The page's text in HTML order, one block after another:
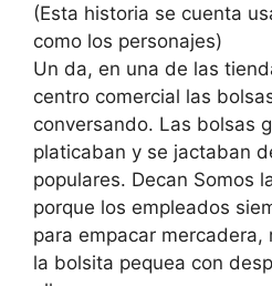
(Esta historia se cuenta
como los personajes)
Un da, en una de las
centro comercial las
conversando. Las bolsas
platicaban y se jactaban
populares. Decan Somos
porque los empleados
para empacar mercadera,
la bolsita pequea con